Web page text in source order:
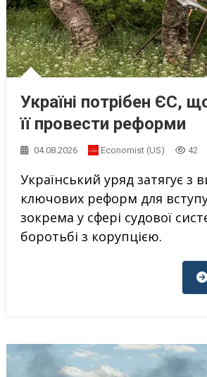
Україні потрібен ЄС,
її провести реформи
04.08.2026 Economist (US) 42
Український уряд затягує з
ключових реформ для
зокрема у сфері судової
боротьбі з корупцією.